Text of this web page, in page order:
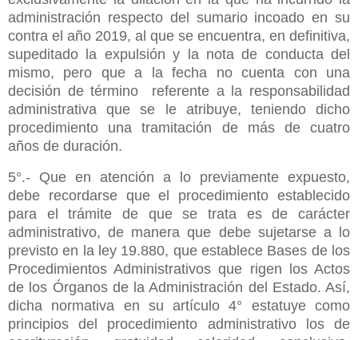
administración respecto del sumario incoado en su
contra el año 2019, al que se encuentra, en definitiva,
supeditado la expulsión y la nota de conducta del
mismo, pero que a la fecha no cuenta con una
decisión de término referente a la responsabilidad
administrativa que se le atribuye, teniendo dicho
procedimiento una tramitación de más de cuatro
años de duración.
5°.- Que en atención a lo previamente expuesto,
debe recordarse que el procedimiento establecido
para el trámite de que se trata es de carácter
administrativo, de manera que debe sujetarse a lo
previsto en la ley 19.880, que establece Bases de los
Procedimientos Administrativos que rigen los Actos
de los Órganos de la Administración del Estado. Así,
dicha normativa en su artículo 4° estatuye como
principios del procedimiento administrativo los de